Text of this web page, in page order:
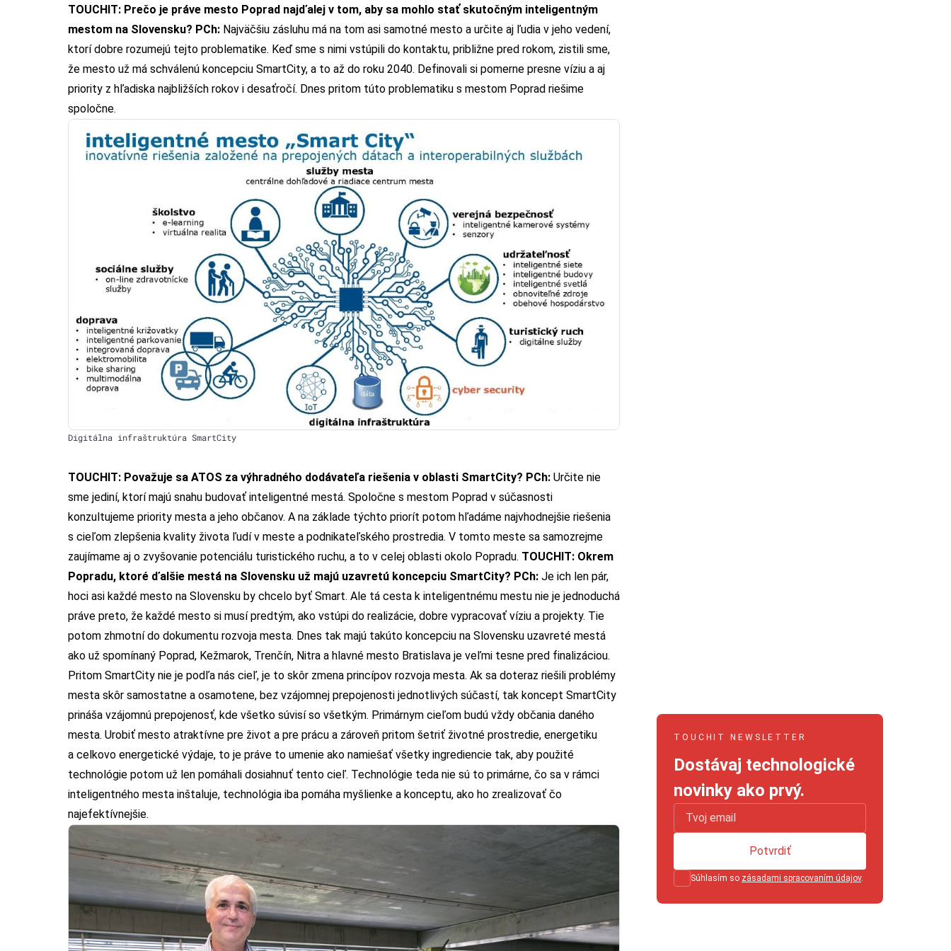
TOUCHIT: Prečo je práve mesto Poprad najďalej v tom, aby sa mohlo stať skutočným inteligentným
mestom na Slovensku? PCh: Najväčšiu zásluhu má na tom asi samotné mesto a určite aj ľudia v jeho vedení,
ktorí dobre rozumejú tejto problematike. Keď sme s nimi vstúpili do kontaktu, približne pred rokom, zistili sme,
že mesto už má schválenú koncepciu SmartCity, a to až do roku 2040. Definovali si pomerne presne víziu a aj
priority z hľadiska najbližších rokov i desaťročí. Dnes pritom túto problematiku s mestom Poprad riešime
spoločne.
Digitálna infraštruktúra SmartCity
TOUCHIT: Považuje sa ATOS za výhradného dodávateľa riešenia v oblasti SmartCity? PCh: Určite nie
sme jediní, ktorí majú snahu budovať inteligentné mestá. Spoločne s mestom Poprad v súčasnosti
konzultujeme priority mesta a jeho občanov. A na základe týchto priorít potom hľadáme najvhodnejšie riešenia
s cieľom zlepšenia kvality života ľudí v meste a podnikateľského prostredia. V tomto meste sa samozrejme
zaujímame aj o zvyšovanie potenciálu turistického ruchu, a to v celej oblasti okolo Popradu. TOUCHIT: Okrem
Popradu, ktoré ďalšie mestá na Slovensku už majú uzavretú koncepciu SmartCity? PCh: Je ich len pár,
hoci asi každé mesto na Slovensku by chcelo byť Smart. Ale tá cesta k inteligentnému mestu nie je jednoduchá
práve preto, že každé mesto si musí predtým, ako vstúpi do realizácie, dobre vypracovať víziu a projekty. Tie
potom zhmotní do dokumentu rozvoja mesta. Dnes tak majú takúto koncepciu na Slovensku uzavreté mestá
ako už spomínaný Poprad, Kežmarok, Trenčín, Nitra a hlavné mesto Bratislava je veľmi tesne pred finalizáciou.
Pritom SmartCity nie je podľa nás cieľ, je to skôr zmena princípov rozvoja mesta. Ak sa doteraz riešili problémy
mesta skôr samostatne a osamotene, bez vzájomnej prepojenosti jednotlivých súčastí, tak koncept SmartCity
prináša vzájomnú prepojenosť, kde všetko súvisí so všetkým. Primárnym cieľom budú vždy občania daného
mesta. Urobiť mesto atraktívne pre život a pre prácu a zároveň pritom šetriť životné prostredie, energetiku
a celkovo energetické výdaje, to je práve to umenie ako namiešať všetky ingrediencie tak, aby použité
technológie potom už len pomáhali dosiahnuť tento cieľ. Technológie teda nie sú to primárne, čo sa v rámci
inteligentného mesta inštaluje, technológia iba pomáha myšlienke a konceptu, ako ho zrealizovať čo
najefektívnejšie.
TOUCHIT NEWSLETTER
Dostávaj technologické
novinky ako prvý.
Súhlasím so zásadami spracovaním údajov.
Potvrdiť